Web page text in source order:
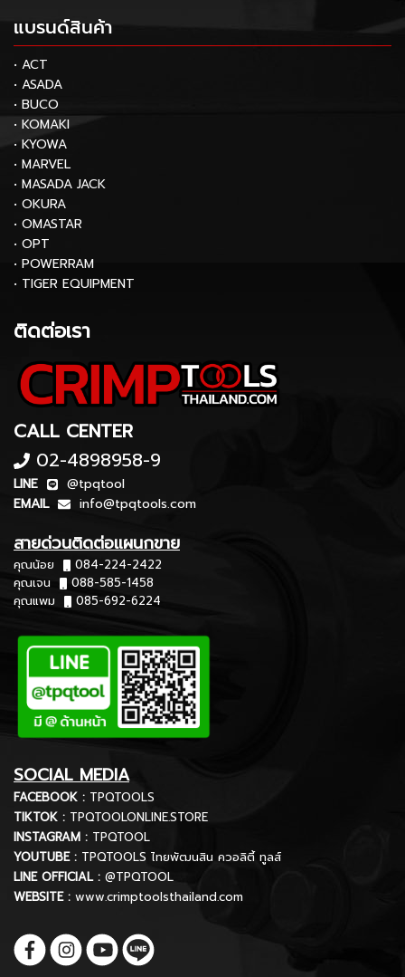
แบรนด์สินค้า
• ACT
• ASADA
• BUCO
• KOMAKI
• KYOWA
• MARVEL
• MASADA JACK
• OKURA
• OMASTAR
• OPT
• POWERRAM
• TIGER EQUIPMENT
ติดต่อเรา
CALL CENTER
02-4898958-9
LINE
@tpqtool
EMAIL
info@tpqtools.com
สายด่วนติดต่อแผนกขาย
คุณน้อย
084-224-2422
คุณเจน
088-585-1458
คุณแพม
085-692-6224
SOCIAL MEDIA
FACEBOOK : TPQTOOLS
TIKTOK : TPQTOOLONLINE.STORE
INSTAGRAM : TPQTOOL
YOUTUBE : TPQTOOLS ไทยพัฒนสิน ควอลิตี้ ทูลส์
LINE OFFICIAL : @TPQTOOL
WEBSITE : www.crimptoolsthailand.com